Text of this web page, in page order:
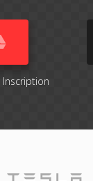
Inscription